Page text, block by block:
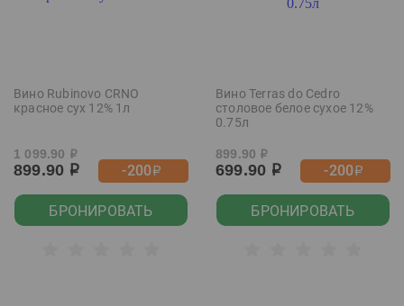
Вино Rubinovo CRNO
красное сух 12% 1л
1 099.90 р
899.90 р -200р
БРОНИРОВАТЬ
Вино Terras do Cedro
столовое белое сухое 12%
0.75л
899.90 р
699.90 р -200р
БРОНИРОВАТЬ